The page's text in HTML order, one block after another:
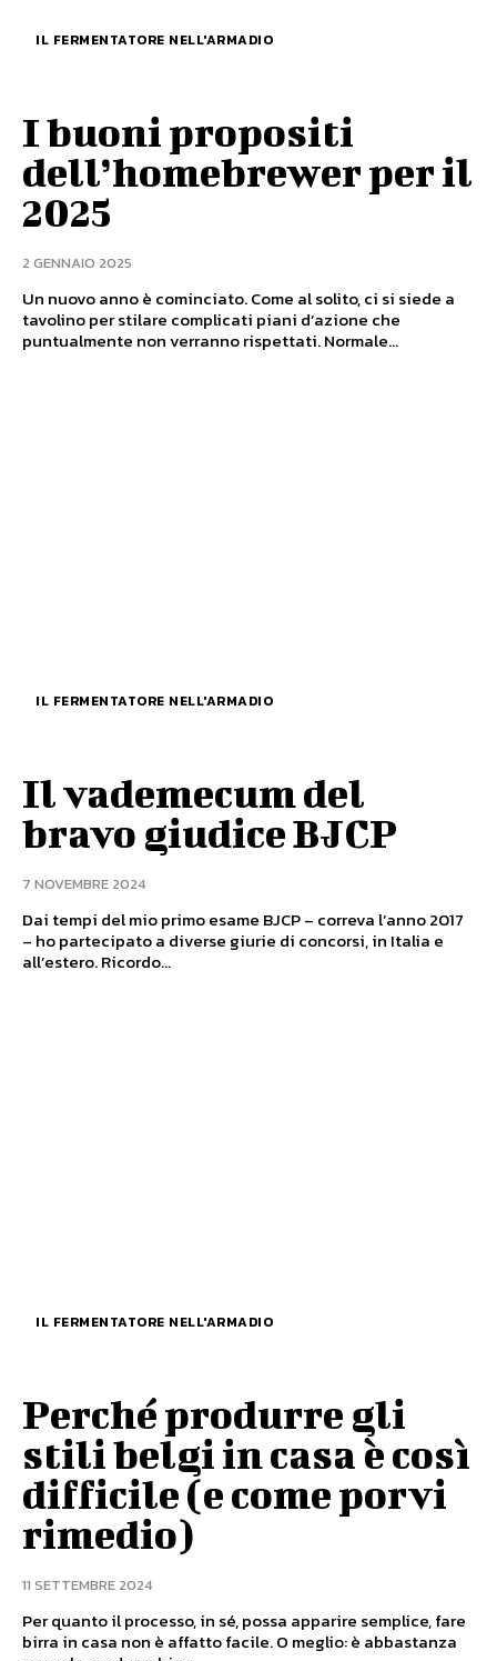
IL FERMENTATORE NELL'ARMADIO
I buoni propositi
dell’homebrewer per il
2025
2 GENNAIO 2025
Un nuovo anno è cominciato. Come al solito, ci si siede a
tavolino per stilare complicati piani d’azione che
puntualmente non verranno rispettati. Normale...
IL FERMENTATORE NELL'ARMADIO
Il vademecum del
bravo giudice BJCP
7 NOVEMBRE 2024
Dai tempi del mio primo esame BJCP – correva l’anno 2017
– ho partecipato a diverse giurie di concorsi, in Italia e
all’estero. Ricordo...
IL FERMENTATORE NELL'ARMADIO
Perché produrre gli
stili belgi in casa è così
difficile (e come porvi
rimedio)
11 SETTEMBRE 2024
Per quanto il processo, in sé, possa apparire semplice, fare
birra in casa non è affatto facile. O meglio: è abbastanza